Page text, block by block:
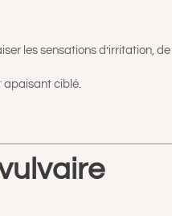
les sensations d’irritation,
apaisant ciblé.